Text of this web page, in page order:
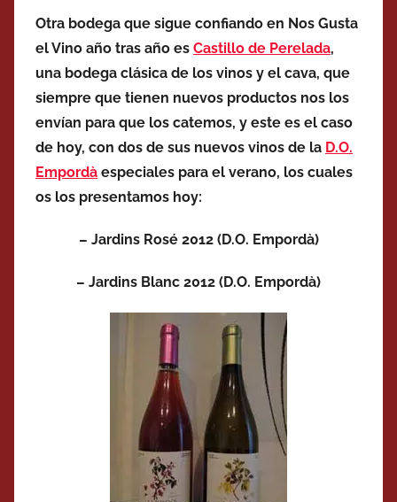
Otra bodega que sigue confiando en Nos Gusta
el Vino año tras año es Castillo de Perelada,
una bodega clásica de los vinos y el cava, que
siempre que tienen nuevos productos nos los
envían para que los catemos, y este es el caso
de hoy, con dos de sus nuevos vinos de la D.O.
Empordà especiales para el verano, los cuales
os los presentamos hoy:
– Jardins Rosé 2012 (D.O. Empordà)
– Jardins Blanc 2012 (D.O. Empordà)